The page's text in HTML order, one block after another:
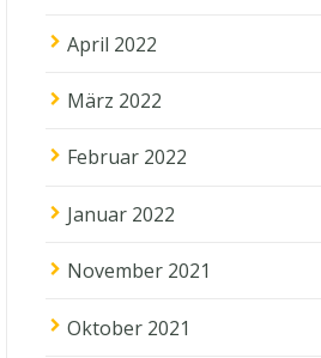
April 2022
März 2022
Februar 2022
Januar 2022
November 2021
Oktober 2021